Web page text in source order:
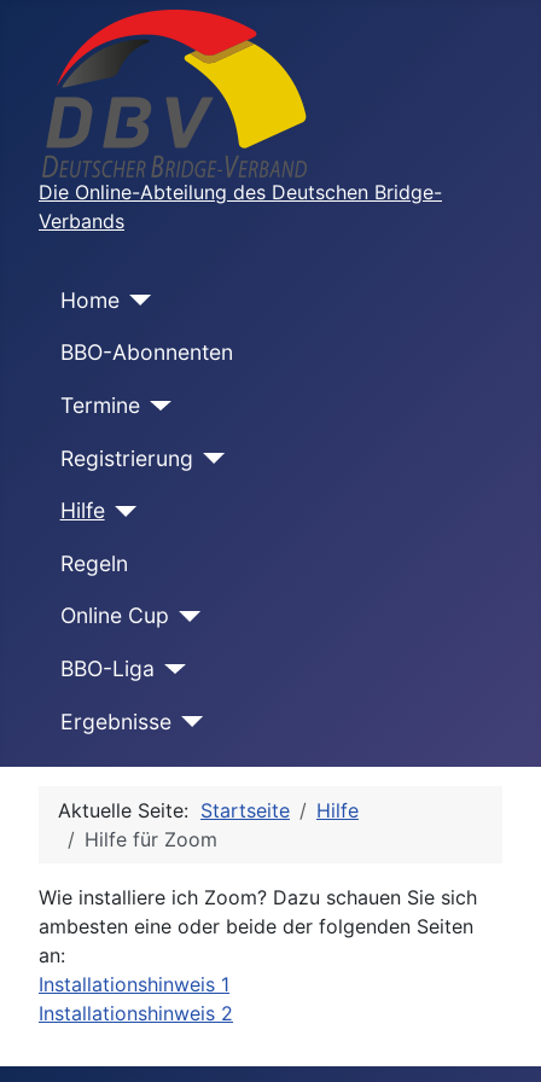
Die Online-Abteilung des Deutschen Bridge-
Verbands
Home
BBO-Abonnenten
Termine
Registrierung
Hilfe
Regeln
Online Cup
BBO-Liga
Ergebnisse
Aktuelle Seite: Startseite
Hilfe
Hilfe für Zoom
Wie installiere ich Zoom? Dazu schauen Sie sich
ambesten eine oder beide der folgenden Seiten
an:
Installationshinweis 1
Installationshinweis 2